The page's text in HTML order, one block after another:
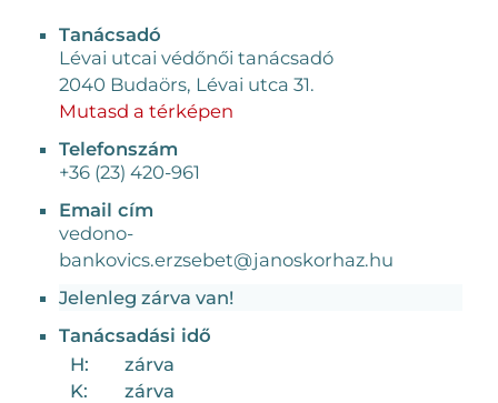
Tanácsadó
Lévai utcai védőnői tanácsadó
2040 Budaörs, Lévai utca 31.
Mutasd a térképen
Telefonszám
+36 (23) 420-961
Email cím
vedono-
bankovics.erzsebet@janoskorhaz.hu
Jelenleg zárva van!
Tanácsadási idő
H:
zárva
K:
zárva